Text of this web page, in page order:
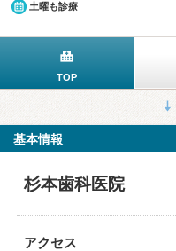
土曜も診療
TOP
基本情報
杉本歯科医院
アクセス